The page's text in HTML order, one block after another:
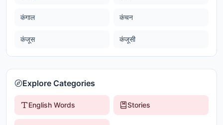
कंगाल कंचन
कंजूस कंजूसी
Explore Categories
English Words Stories